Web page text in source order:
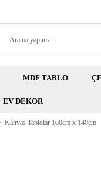
MDF TABLO
EV DEKOR
Kanvas Tablolar 100cm x 140cm